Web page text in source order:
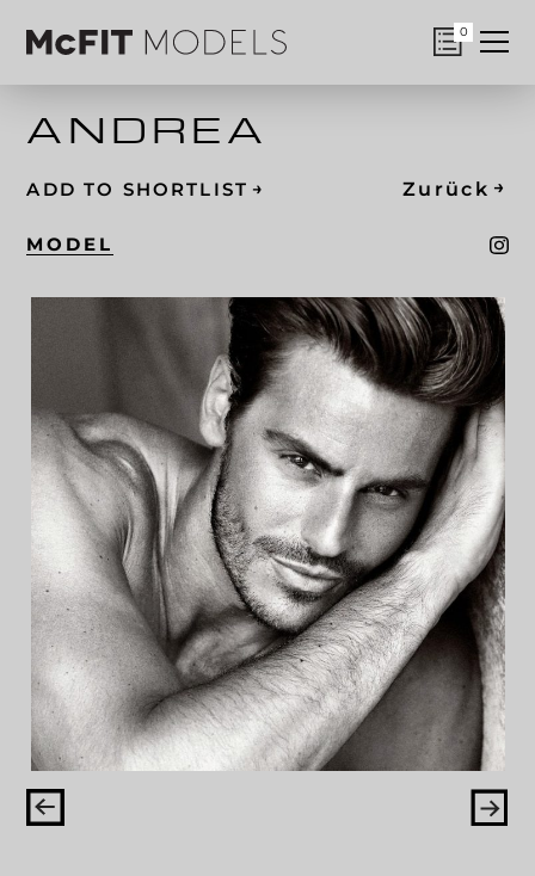
0
ANDREA
ADD TO SHORTLIST → Zurück →
MODEL